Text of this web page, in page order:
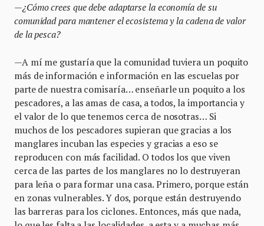
—¿Cómo crees que debe adaptarse la economía de su
comunidad para mantener el ecosistema y la cadena de valor
de la pesca?
—A mí me gustaría que la comunidad tuviera un poquito
más de información e información en las escuelas por
parte de nuestra comisaría… enseñarle un poquito a los
pescadores, a las amas de casa, a todos, la importancia y
el valor de lo que tenemos cerca de nosotras… Si
muchos de los pescadores supieran que gracias a los
manglares incuban las especies y gracias a eso se
reproducen con más facilidad. O todos los que viven
cerca de las partes de los manglares no lo destruyeran
para leña o para formar una casa. Primero, porque están
en zonas vulnerables. Y dos, porque están destruyendo
las barreras para los ciclones. Entonces, más que nada,